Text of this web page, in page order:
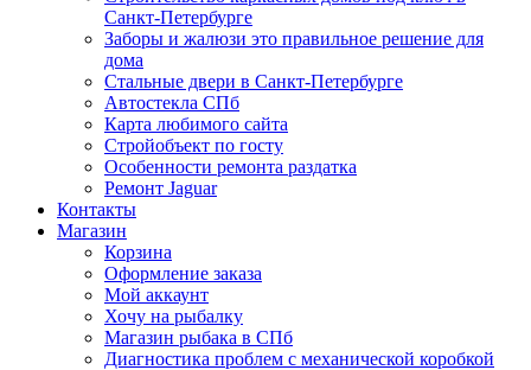
Санкт-Петербурге
Заборы и жалюзи это правильное решение для
дома
Стальные двери в Санкт-Петербурге
Автостекла СПб
Карта любимого сайта
Стройобъект по госту
Особенности ремонта раздатка
Ремонт Jaguar
Контакты
Магазин
Корзина
Оформление заказа
Мой аккаунт
Хочу на рыбалку
Магазин рыбака в СПб
Диагностика проблем с механической коробкой